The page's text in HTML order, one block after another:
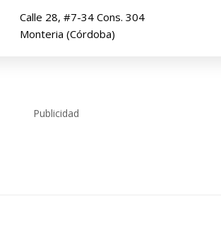
Calle 28, #7-34 Cons. 304
Monteria (Córdoba)
Publicidad